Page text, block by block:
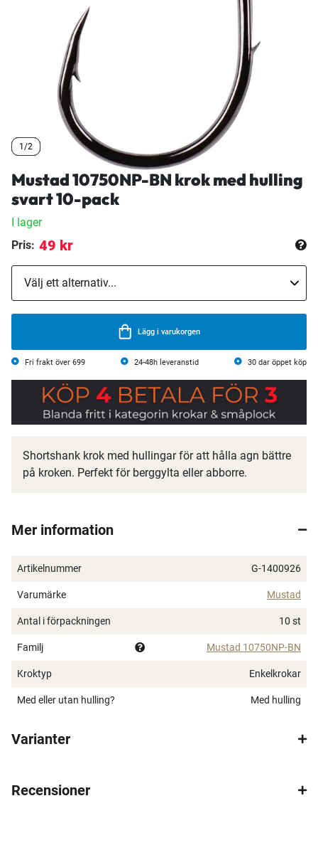
1/2
1/2
1/2
Mustad 10750NP-BN krok med hulling
svart 10-pack
I lager
Pris: 49 kr
Lägg i varukorgen
Fri frakt över 699 24-48h leveranstid 30 dar öppet köp
Shortshank krok med hullingar för att hålla agn bättre
på kroken. Perfekt för berggylta eller abborre.
Mer information
Artikelnummer G-1400926
Varumärke Mustad
Antal i förpackningen 10 st
Familj Mustad 10750NP-BN
Kroktyp Enkelkrokar
Med eller utan hulling? Med hulling
Varianter
Recensioner